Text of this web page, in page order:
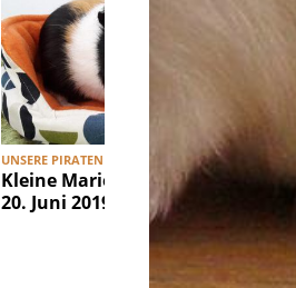
UNSERE PIRATEN
Kleine Marie, geboren
20. Juni 2019
UNSERE
Ibiza,